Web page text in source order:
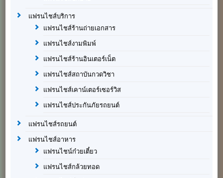
แฟรนไชส์บริการ
แฟรนไชส์ร้านถ่ายเอกสาร
แฟรนไชส์งามพิมพ์
แฟรนไชส์ร้านอินเตอร์เน็ต
แฟรนไชส์สถาบันกวดวิชา
แฟรนไชส์เคาน์เตอร์เซอร์วิส
แฟรนไชส์ประกันภัยรถยนต์
แฟรนไชส์รถยนต์
แฟรนไชส์อาหาร
แฟรนไชน์ก๋วยเตี๋ยว
แฟรนไชส์กล้วยทอด